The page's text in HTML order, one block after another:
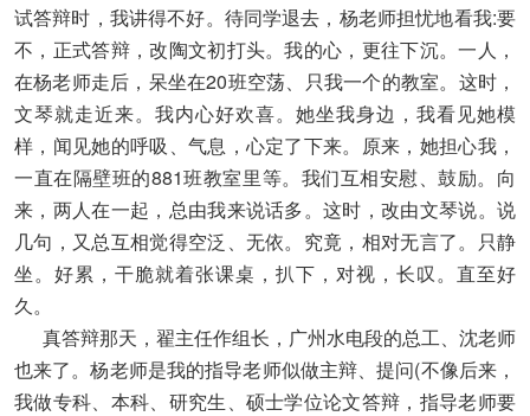
试答辩时，我讲得不好。待同学退去，杨老师担忧地看我:要
不，正式答辩，改陶文初打头。我的心，更往下沉。一人，
在杨老师走后，呆坐在20班空荡、只我一个的教室。这时，
文琴就走近来。我内心好欢喜。她坐我身边，我看见她模
样，闻见她的呼吸、气息，心定了下来。原来，她担心我，
一直在隔壁班的881班教室里等。我们互相安慰、鼓励。向
来，两人在一起，总由我来说话多。这时，改由文琴说。说
几句，又总互相觉得空泛、无依。究竟，相对无言了。只静
坐。好累，干脆就着张课桌，扒下，对视，长叹。直至好
久。
真答辩那天，翟主任作组长，广州水电段的总工、沈老师
也来了。杨老师是我的指导老师似做主辩、提问(不像后来，
我做专科、本科、研究生、硕士学位论文答辩，指导老师要